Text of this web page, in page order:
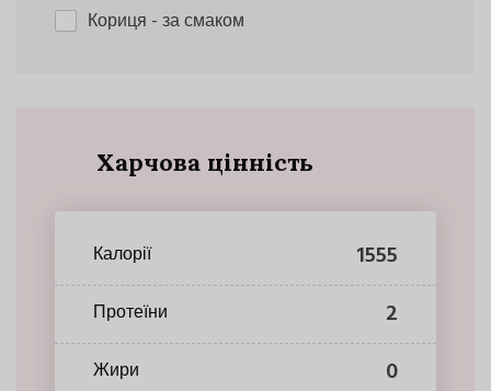
Кориця - за смаком
Харчова цінність
Калорії 1555
Протеїни 2
Жири 0